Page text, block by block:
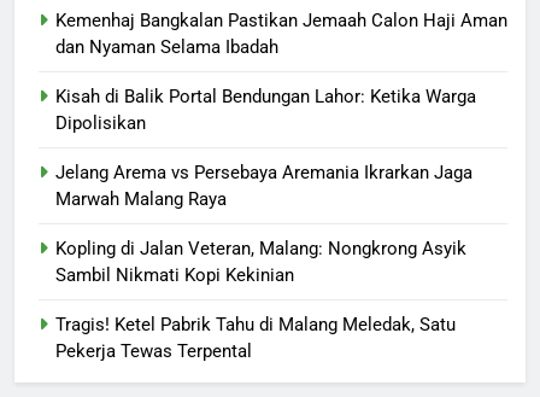
Kemenhaj Bangkalan Pastikan Jemaah Calon Haji Aman
dan Nyaman Selama Ibadah
Kisah di Balik Portal Bendungan Lahor: Ketika Warga
Dipolisikan
Jelang Arema vs Persebaya Aremania Ikrarkan Jaga
Marwah Malang Raya
Kopling di Jalan Veteran, Malang: Nongkrong Asyik
Sambil Nikmati Kopi Kekinian
Tragis! Ketel Pabrik Tahu di Malang Meledak, Satu
Pekerja Tewas Terpental